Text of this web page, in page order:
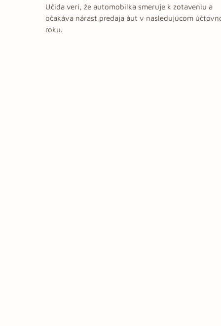
Učida verí, že automobilka smeruje k zotaveniu a
očakáva nárast predaja áut v nasledujúcom
roku.